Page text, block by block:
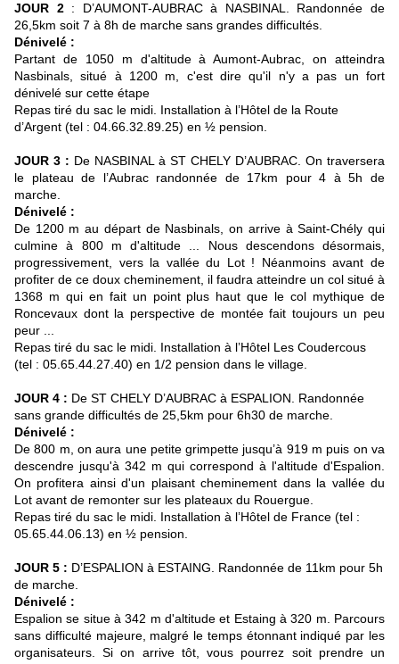
JOUR 2: D’AUMONT-AUBRAC à NASBINAL. Randonnée de
26,5km soit 7 à 8h de marche sans grandes difficultés.
Dénivelé :
Partant de 1050 m d'altitude à Aumont-Aubrac, on atteindra
Nasbinals, situé à 1200 m, c'est dire qu'il n'y a pas un fort
dénivelé sur cette étape
Repas tiré du sac le midi. Installation à l’Hôtel de la Route
d’Argent (tel : 04.66.32.89.25) en ½ pension.
JOUR 3 : De NASBINAL à ST CHELY D’AUBRAC. On traversera
le plateau de l’Aubrac randonnée de 17km pour 4 à 5h de
marche.
Dénivelé :
De 1200 m au départ de Nasbinals, on arrive à Saint-Chély qui
culmine à 800 m d'altitude ... Nous descendons désormais,
progressivement, vers la vallée du Lot ! Néanmoins avant de
profiter de ce doux cheminement, il faudra atteindre un col situé à
1368 m qui en fait un point plus haut que le col mythique de
Roncevaux dont la perspective de montée fait toujours un peu
peur ...
Repas tiré du sac le midi. Installation à l’Hôtel Les Coudercous
(tel : 05.65.44.27.40) en 1/2 pension dans le village.
JOUR 4 : De ST CHELY D’AUBRAC à ESPALION. Randonnée
sans grande difficultés de 25,5km pour 6h30 de marche.
Dénivelé :
De 800 m, on aura une petite grimpette jusqu’à 919 m puis on va
descendre jusqu'à 342 m qui correspond à l'altitude d'Espalion.
On profitera ainsi d'un plaisant cheminement dans la vallée du
Lot avant de remonter sur les plateaux du Rouergue.
Repas tiré du sac le midi. Installation à l’Hôtel de France (tel :
05.65.44.06.13) en ½ pension.
JOUR 5 : D’ESPALION à ESTAING. Randonnée de 11km pour 5h
de marche.
Dénivelé :
Espalion se situe à 342 m d'altitude et Estaing à 320 m. Parcours
sans difficulté majeure, malgré le temps étonnant indiqué par les
organisateurs. Si on arrive tôt, vous pourrez soit prendre un